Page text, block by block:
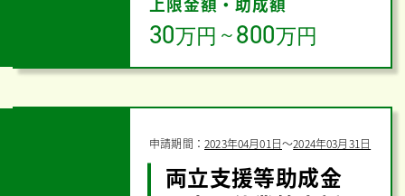
30万円 ～800万円
申請期間：2023年04月01日〜2024年03月31日
両立支援等助成金